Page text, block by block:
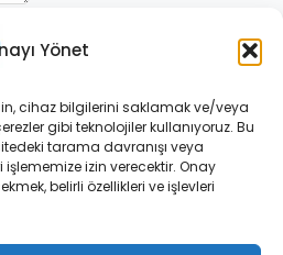
Yönet
cihaz bilgilerini saklamak ve/veya
gibi teknolojiler kullanıyoruz. Bu
tarama davranışı veya
işlememize izin verecektir. Onay
belirli özellikleri ve işlevleri